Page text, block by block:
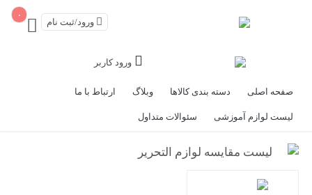
۰
ورود/ثبت نام
ورود کاربر
صفحه اصلی دسته بندی کالاها وبلاگ ارتباط با ما
لیست لوازم آموزشی سئوالات متداول
لیست مقایسه لوازم التحریر